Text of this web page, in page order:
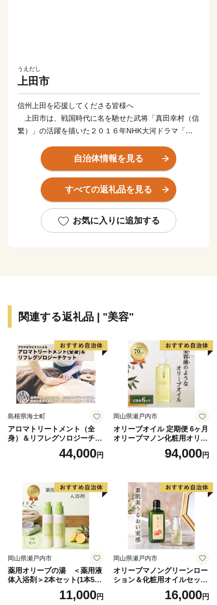
うえだし
上田市
信州上田を応援してくださる皆様へ
上田市は、戦国時代に名を馳せた武将「真田幸村（信
繁）」の活躍を描いた２０１６年NHK大河ドラマ「真
攻を二度にわたり退けたことで有名な上田城（城跡）が
あります。また、美ヶ原高原や菅平高原、千曲川の清
流、信州の鎌倉と呼ばれる塩田平の田園風景など、豊か
な自然にも恵まれ、毎年多くの観光客の皆様にお越しい
本市では、将来都市像「ひと笑顔あふれ、輝く未来に
つながる健幸（けんこう）都市」の実現に向け、市政、
げます。
■お礼品について
○配送は提供業者から直接お送りします。
○お礼品は提供業者から順次発送させていただいており
ます。
○通常お申込みから約1か月以内にお届けしております
ので、長期不在日がある場合は備考欄にご記入くださ
い。
○上田市からはお礼品発送連絡はいたしておりません。
により配送不能でお礼品が返送された場合は、お礼品の
再送はいたしかねます。
○お礼品の贈答用包装やのし対応、発送伝票のご依頼主
名の変更はいたしておりません。
○発送予定日は決済方法によって異なります。
○海外への送付は行っておりません。
※時期やお礼品の種類によってはお時間をいただくこと
がございます。
※１２月お申込のご寄附のお礼品の送付は、1ヶ月以上
日数がかかる場合がございます。ご了承いただきますよ
自治体情報を見る
すべての返礼品を見る
お気に入りに追加する
関連する返礼品 | "美容"
島根県海士町
アロマトリートメント（全
身）＆リフレグソロジーチケ
44,000円
岡山県瀬戸内市
オリーブオイル 定期便 6ヶ月
オリーブマノン化粧用オリー
ブオイル 200ml オリーブ オ
イル 美容 スキンケア 化粧用
94,000円
岡山県瀬戸内市
薬用オリーブの湯 ＜薬用液
体入浴剤＞2本セット(1本500
11,000円
岡山県瀬戸内市
オリーブマノングリーンロー
ション＆化粧用オイルセット
美容グッズ スキンケア 化粧
16,000円